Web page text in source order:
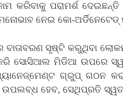
କରିବାକୁ ପରାମର୍ଶ
ନେଇ କୋ-ଅର୍ଡିନେଟେଡ୍‌
ସୃଷ୍ଟି କରୁଥିବା
ସୋସିଆଲ ମିଡିଆ ଉପରେ
ଗ୍ରୁପ୍‌ ଗଠନ
ହେବ, ସେଥିପ୍ରତି